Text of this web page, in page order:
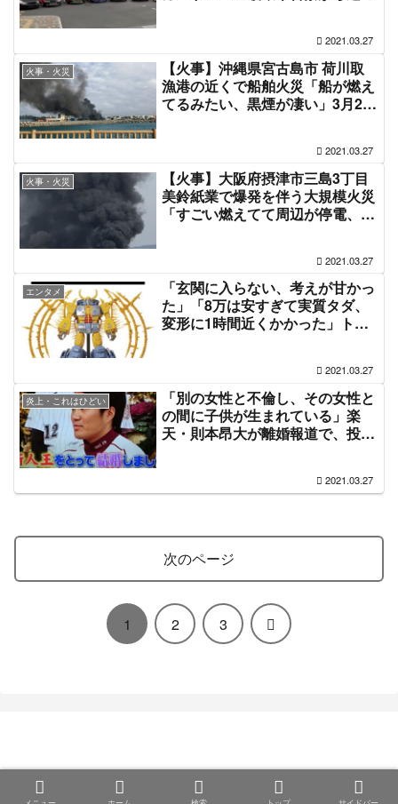
2021.03.27
火事・火災
【火事】沖縄県宮古島市 荷川取
漁港の近くで船舶火災「船が燃え
てるみたい、黒煙が凄い」3月27
2021.03.27
火事・火災
【火事】大阪府摂津市三島3丁目
美鈴紙業で爆発を伴う大規模火災
「すごい燃えてて周辺が停電、吹
2021.03.27
エンタメ
「玄関に入らない、考えが甘かっ
た」「8万は安すぎて実質タダ、
変形に1時間近くかかった」トラ
2021.03.27
炎上・これはひどい
「別の女性と不倫し、その女性と
の間に子供が生まれている」楽
天・則本昂大が離婚報道で、投げ
2021.03.27
次のページ
1 2 3
次
まとめ部
© 2020 まとめ部.